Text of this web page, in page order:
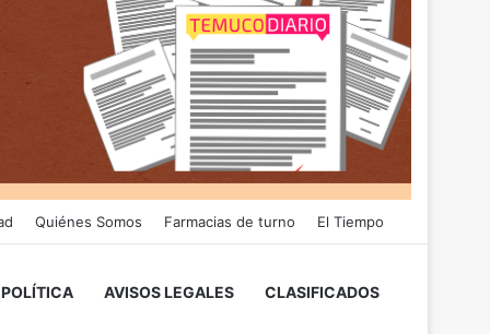
Quiénes Somos Farmacias de turno El Tiempo
POLÍTICA AVISOS LEGALES CLASIFICADOS